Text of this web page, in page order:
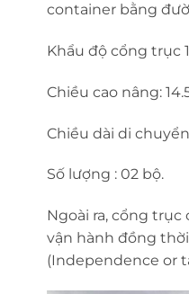
container bằng
Khẩu độ cổng trục
Chiều cao nâng:
Chiều dài di
Số lượng : 02 bộ.
Ngoài ra, cổng
vận hành đồng
(Independence or